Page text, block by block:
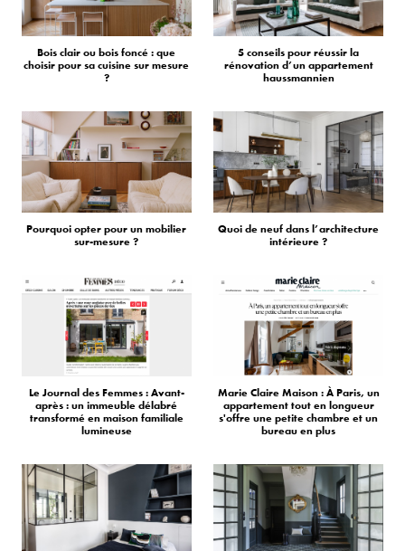
Bois clair ou bois foncé : que
choisir pour sa cuisine sur mesure
?
5 conseils pour réussir la
rénovation d’un appartement
haussmannien
Pourquoi opter pour un mobilier
sur-mesure ?
Quoi de neuf dans l’architecture
intérieure ?
Le Journal des Femmes : Avant-
après : un immeuble délabré
transformé en maison familiale
lumineuse
Marie Claire Maison : À Paris, un
appartement tout en longueur
s'offre une petite chambre et un
bureau en plus